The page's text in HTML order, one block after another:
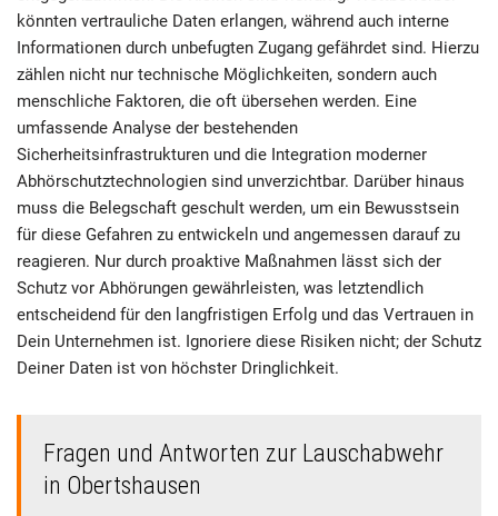
könnten vertrauliche Daten erlangen, während auch interne
Informationen durch unbefugten Zugang gefährdet sind. Hierzu
zählen nicht nur technische Möglichkeiten, sondern auch
menschliche Faktoren, die oft übersehen werden. Eine
umfassende Analyse der bestehenden
Sicherheitsinfrastrukturen und die Integration moderner
Abhörschutztechnologien sind unverzichtbar. Darüber hinaus
muss die Belegschaft geschult werden, um ein Bewusstsein
für diese Gefahren zu entwickeln und angemessen darauf zu
reagieren. Nur durch proaktive Maßnahmen lässt sich der
Schutz vor Abhörungen gewährleisten, was letztendlich
entscheidend für den langfristigen Erfolg und das Vertrauen in
Dein Unternehmen ist. Ignoriere diese Risiken nicht; der Schutz
Deiner Daten ist von höchster Dringlichkeit.
Fragen und Antworten zur Lauschabwehr
in Obertshausen